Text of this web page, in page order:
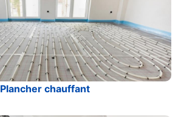
Plancher chauffant